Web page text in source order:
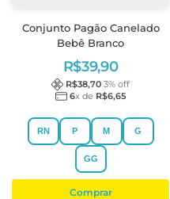
Conjunto Pagão Canelado
Bebê Branco
R$39,90
R$38,70 3% off
6x de R$6,65
RN P M G
GG
Comprar